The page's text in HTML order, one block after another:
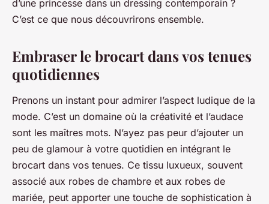
d’une princesse dans un dressing contemporain ?
C’est ce que nous découvrirons ensemble.
Embraser le brocart dans vos tenues
quotidiennes
Prenons un instant pour admirer l’aspect ludique de la
mode. C’est un domaine où la créativité et l’audace
sont les maîtres mots. N’ayez pas peur d’ajouter un
peu de glamour à votre quotidien en intégrant le
brocart dans vos tenues. Ce tissu luxueux, souvent
associé aux robes de chambre et aux robes de
mariée, peut apporter une touche de sophistication à